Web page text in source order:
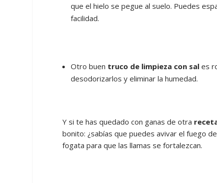
que el hielo se pegue al suelo. Puedes
facilidad.
Otro buen truco de limpieza con sal es
desodorizarlos y eliminar la humedad.
Y si te has quedado con ganas de otra
bonito: ¿sabías que puedes avivar el fuego
fogata para que las llamas se fortalezcan.